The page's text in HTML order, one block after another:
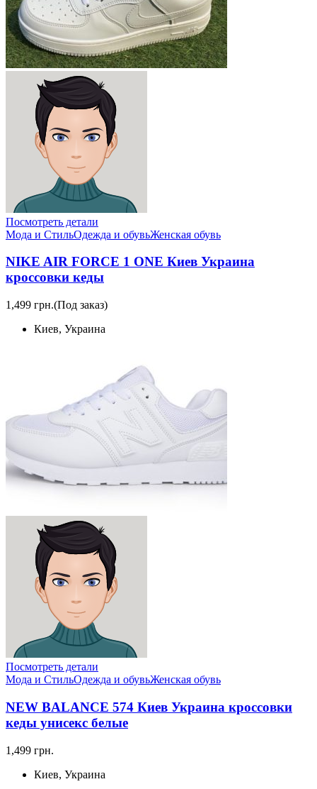
Посмотреть детали
Мода и СтильОдежда и обувьЖенская обувь
NIKE AIR FORCE 1 ONE Киев Украина
кроссовки кеды
1,499 грн.(Под заказ)
Киев, Украина
Посмотреть детали
Мода и СтильОдежда и обувьЖенская обувь
NEW BALANCE 574 Киев Украина кроссовки
кеды унисекс белые
1,499 грн.
Киев, Украина